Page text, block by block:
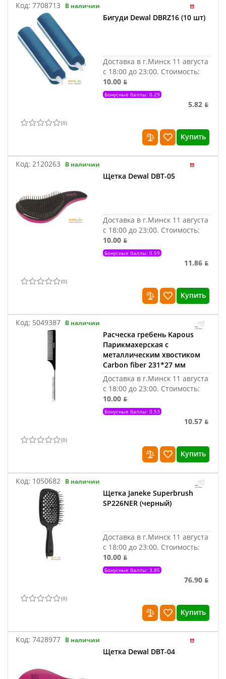
Код: 7708713 В наличии
Бигуди Dewal DBRZ16 (10 шт)
Доставка в г.Минск 11 августа
с 18:00 до 23:00. Стоимость:
10.00 ƃ
Бонусные баллы: 0.29
5.82 ƃ
(0)
Купить
Код: 2120263 В наличии
Щетка Dewal DBT-05
Доставка в г.Минск 11 августа
с 18:00 до 23:00. Стоимость:
10.00 ƃ
Бонусные баллы: 0.59
11.86 ƃ
(0)
Купить
Код: 5049387 В наличии
Расческа гребень Kapous
Парикмахерская с
металлическим хвостиком
Carbon fiber 231*27 мм
Доставка в г.Минск 11 августа
с 18:00 до 23:00. Стоимость:
10.00 ƃ
Бонусные баллы: 0.53
10.57 ƃ
(0)
Купить
Код: 1050682 В наличии
Щетка Janeke Superbrush
SP226NER (черный)
Доставка в г.Минск 11 августа
с 18:00 до 23:00. Стоимость:
10.00 ƃ
Бонусные баллы: 3.85
76.90 ƃ
(0)
Купить
Код: 7428977 В наличии
Щетка Dewal DBT-04